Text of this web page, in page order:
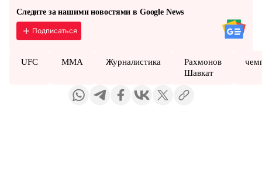
Следите за нашими новостями в Google News
Подписаться
UFC MMA Журналистика
Рахмонов
Шавкат